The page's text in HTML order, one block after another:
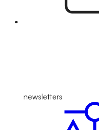
newsletters